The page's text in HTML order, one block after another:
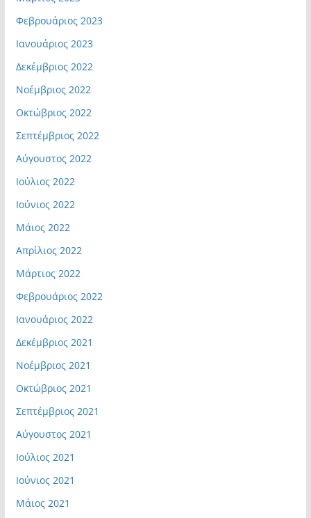
Φεβρουάριος 2023
Ιανουάριος 2023
Δεκέμβριος 2022
Νοέμβριος 2022
Οκτώβριος 2022
Σεπτέμβριος 2022
Αύγουστος 2022
Ιούλιος 2022
Ιούνιος 2022
Μάιος 2022
Απρίλιος 2022
Μάρτιος 2022
Φεβρουάριος 2022
Ιανουάριος 2022
Δεκέμβριος 2021
Νοέμβριος 2021
Οκτώβριος 2021
Σεπτέμβριος 2021
Αύγουστος 2021
Ιούλιος 2021
Ιούνιος 2021
Μάιος 2021